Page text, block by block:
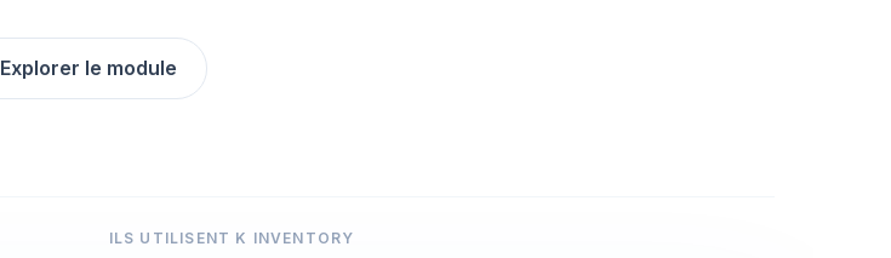
Explorer le module
ILS UTILISENT K INVENTORY